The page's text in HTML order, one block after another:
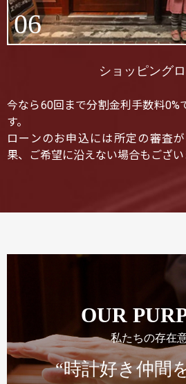
06
ショッピング
今なら60回まで分割金利手数料0%
す。
ローンのお申込には所定の審査
果、ご希望に沿えない場合もござい
OUR
私たちの存在
“時計好き仲間